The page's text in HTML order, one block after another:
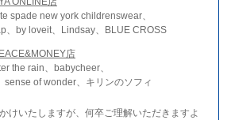
spade new york childrenswear、
、by loveit、Lindsay、BLUE CROSS
店
the rain、babycheer、
of wonder、キリンのソフィ
けいたしますが、何卒ご理解いただきますよ